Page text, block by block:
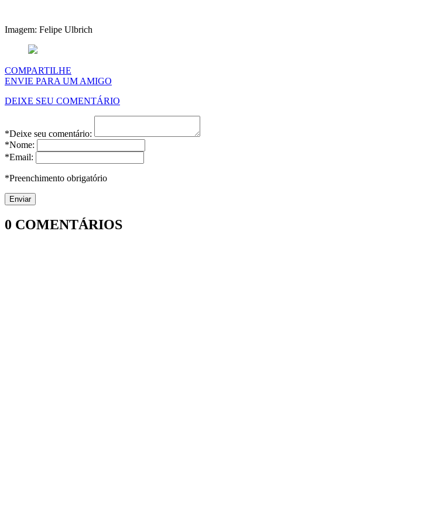
Imagem: Felipe Ulbrich
COMPARTILHE
ENVIE PARA UM AMIGO
DEIXE SEU COMENTÁRIO
*Deixe seu comentário:
*Nome:
*Email:
*Preenchimento obrigatório
0 COMENTÁRIOS